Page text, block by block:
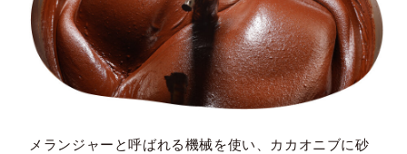
メランジャーと呼ばれる機械を使い、カカオニブに砂